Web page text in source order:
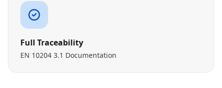
Full Traceability
EN 10204 3.1 Documentation